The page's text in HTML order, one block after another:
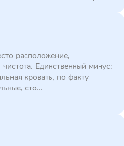
расположение,
Единственный минус:
кровать, по факту
сто...